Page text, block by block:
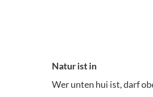
Natur ist in
Wer unten hui ist, darf